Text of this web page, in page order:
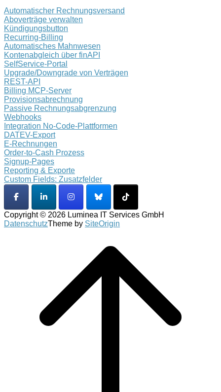
Automatischer Rechnungsversand
Aboverträge verwalten
Kündigungsbutton
Recurring-Billing
Automatisches Mahnwesen
Kontenabgleich über finAPI
SelfService-Portal
Upgrade/Downgrade von Verträgen
REST-API
Billing MCP-Server
Provisionsabrechnung
Passive Rechnungsabgrenzung
Webhooks
Integration No-Code-Plattformen
DATEV-Export
E-Rechnungen
Order-to-Cash Prozess
Signup-Pages
Reporting & Exporte
Custom Fields: Zusatzfelder
Copyright © 2026 Luminea IT Services GmbH
DatenschutzTheme by SiteOrigin